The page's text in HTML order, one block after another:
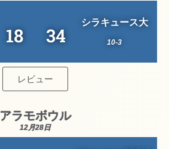
18 34
シラキュース大
10-3
レビュー
アラモボウル
12月28日